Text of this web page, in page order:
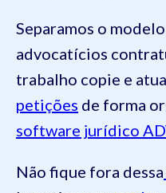
Separamos o
advocatícios
trabalho copie e
petições de forma
software jurídico
Não fique fora dessa